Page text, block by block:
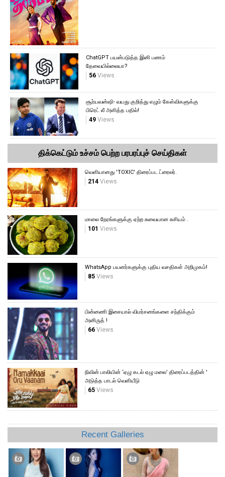
ChatGPT பயன்படுத்த இனி பணம்
தேவையில்லையா?
56Views
சூர்யவன்ஷி- வயது குறித்து எழும் கேள்விகளுக்கு
பிரெட் லீ அளித்த பதில்!
49Views
திக்கெட்டும் உச்சம் பெற்ற பரபரப்புச் செய்திகள்
வெளியானது 'TOXIC' திரைப்பட ட்ரைலர்.
214 Views
மாலை நேரங்களுக்கு ஏற்ற சுவையான சுசியம் .
101 Views
WhatsApp பயனர்களுக்கு புதிய வசதிகள் அறிமுகம்!
85 Views
பின்னணி இசையால் விமர்சனங்களை சந்திக்கும்
அனிருத் !
66 Views
நிவின் பாலியின் ‘ஏழு கடல் ஏழு மலை’ திரைப்படத்தின் '
அடுத்த பாடல் வெளியீடு
65 Views
Recent Galleries